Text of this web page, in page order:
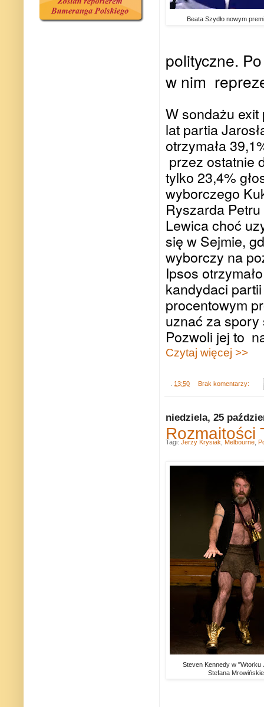
Beata Szydło nowym
polityczne.
w nim
W sondażu
lat partia
otrzymała
przez ostatnie
tylko 23,4%
wyborczego
Ryszarda
Lewica choć
się w Sejmie,
wyborczy na
Ipsos
kandydaci
procentowym
uznać za spory
Pozwoli jej to
Czytaj więcej >>
13:50 Brak komentarzy:
niedziela, 25
Rozmaitości
Steven Kennedy w "Wtorku
Stefana
Tagi: Jerzy Krysiak Melbourne